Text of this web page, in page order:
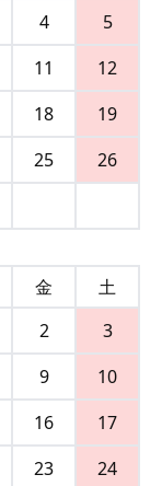
4
5
11
12
18
19
25
26
金
土
2
3
9
10
16
17
23
24